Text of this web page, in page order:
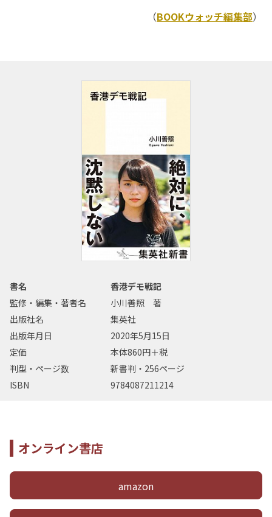
（BOOKウォッチ編集部）
書名
香港デモ戦記
監修・編集・著者名
小川善照 著
出版社名
集英社
出版年月日
2020年5月15日
定価
本体860円＋税
判型・ページ数
新書判・256ページ
ISBN
9784087211214
オンライン書店
amazon